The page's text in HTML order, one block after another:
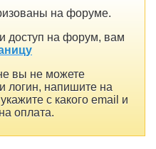
на форуме.
доступ на форум, вам
вы не можете
логин, напишите на
укажите с какого email и
оплата.